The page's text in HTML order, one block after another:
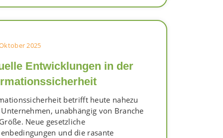
2025
Entwicklungen in der
betrifft heute nahezu
unabhängig von Branche
Neue gesetzliche
und die rasante